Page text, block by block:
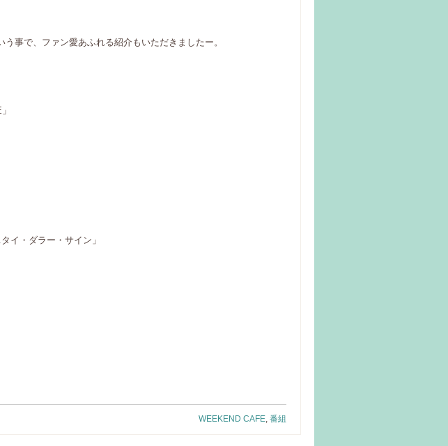
事で、ファン愛あふれる紹介もいただきましたー。
イ・ダラー・サイン」
WEEKEND CAFE, 番組